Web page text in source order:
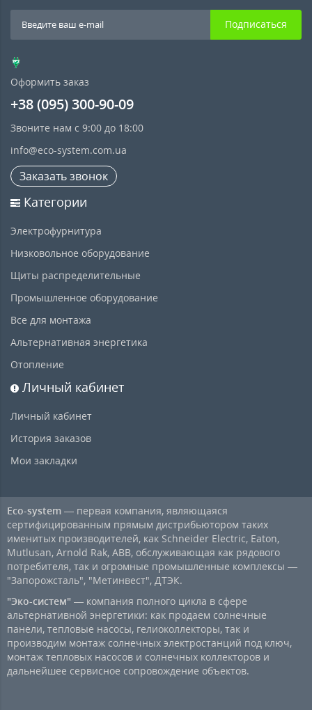
Подписаться
Оформить заказ
+38 (095) 300-90-09
Звоните нам с 9:00 до 18:00
info@eco-system.com.ua
Заказать звонок
Категории
Электрофурнитура
Низковольное оборудование
Щиты распределительные
Промышленное оборудование
Все для монтажа
Альтернативная энергетика
Отопление
Личный кабинет
Личный кабинет
История заказов
Мои закладки
Eco-system — первая компания, являющаяся
сертифицированным прямым дистрибьютором таких
именитых производителей, как Schneider Electric, Eaton,
Mutlusan, Arnold Rak, ABB, обслуживающая как рядового
потребителя, так и огромные промышленные комплексы —
"Запорожсталь", "Метинвест", ДТЭК.
"Эко-систем" — компания полного цикла в сфере
альтернативной энергетики: как продаем солнечные
панели, тепловые насосы, гелиоколлекторы, так и
производим монтаж солнечных электростанций под ключ,
монтаж тепловых насосов и солнечных коллекторов и
дальнейшее сервисное сопровождение объектов.